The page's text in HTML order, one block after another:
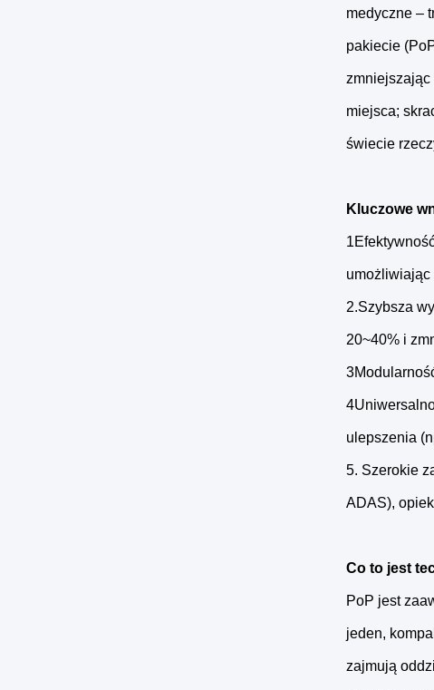
medyczne ‒
pakiecie
zmniejszając
miejsca;
świecie
Kluczowe
umożliwiając
2.Szybsza
20~40% i
ulepszenia
5. Szerokie
ADAS),
Co to jest
PoP jest
jeden,
zajmują